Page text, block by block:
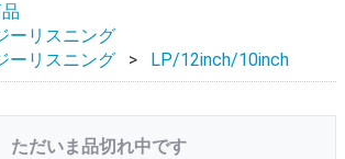
ーリスニング
ーリスニング
LP/12inch/10inch
ただいま品切れ中です